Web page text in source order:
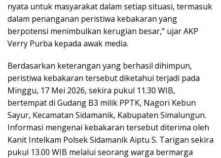
nyata untuk masyarakat dalam setiap situasi, termasuk
dalam penanganan peristiwa kebakaran yang
berpotensi menimbulkan kerugian besar,” ujar AKP
Verry Purba kepada awak media.
Berdasarkan keterangan yang berhasil dihimpun,
peristiwa kebakaran tersebut diketahui terjadi pada
Minggu, 17 Mei 2026, sekira pukul 11.30 WIB,
bertempat di Gudang B3 milik PPTK, Nagori Kebun
Sayur, Kecamatan Sidamanik, Kabupaten Simalungun.
Informasi mengenai kebakaran tersebut diterima oleh
Kanit Intelkam Polsek Sidamanik Aiptu S. Tarigan sekira
pukul 13.00 WIB melalui seorang warga bermarga